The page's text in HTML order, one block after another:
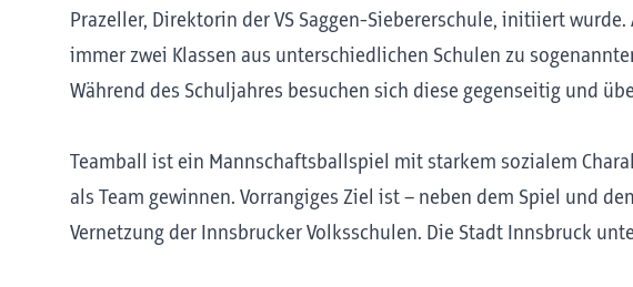
Prazeller, Direktorin der VS Saggen-Siebererschule, initiiert
immer zwei Klassen aus unterschiedlichen Schulen zu
Während des Schuljahres besuchen sich diese gegenseitig und
Teamball ist ein Mannschaftsballspiel mit starkem sozialem
als Team gewinnen. Vorrangiges Ziel ist – neben dem Spiel und
Vernetzung der Innsbrucker Volksschulen. Die Stadt Innsbruck